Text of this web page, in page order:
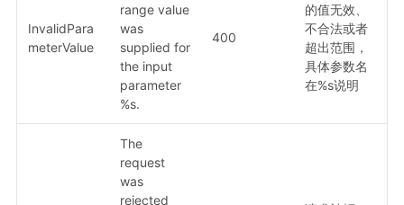
InvalidPara
meterValue
range value
was
supplied for
the input
parameter
%s.
400
的值无效、
不合法或者
超出范围，
具体参数名
在%s说明
The
request
was
rejected